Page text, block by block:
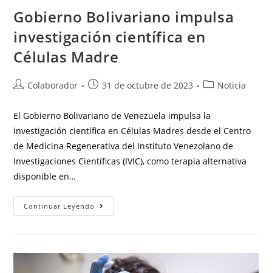
Gobierno Bolivariano impulsa
investigación científica en
Células Madre
Colaborador 31 de octubre de 2023 Noticia
El Gobierno Bolivariano de Venezuela impulsa la
investigación científica en Células Madres desde el Centro
de Medicina Regenerativa del Instituto Venezolano de
Investigaciones Científicas (IVIC), como terapia alternativa
disponible en…
Continuar Leyendo